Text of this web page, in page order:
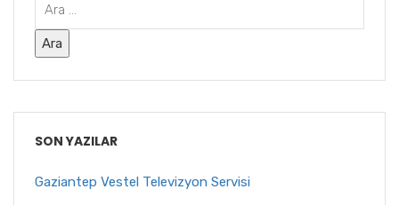
SON YAZILAR
Gaziantep Vestel Televizyon Servisi